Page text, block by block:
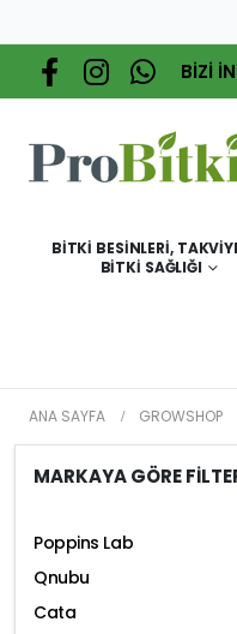
BİZİ
BITKI BESINLERI,
BITKI SAĞLIĞI
ANA SAYFA GROWSHOP
MARKAYA GÖRE
Poppins Lab
Qnubu
Cata